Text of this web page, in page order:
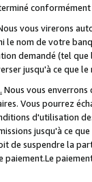
vous virerons
le nom de votre
demandé (tel que
jusqu'à ce que
Nous vous
Vous pourrez
d'utilisation
jusqu'à ce
de suspendre la